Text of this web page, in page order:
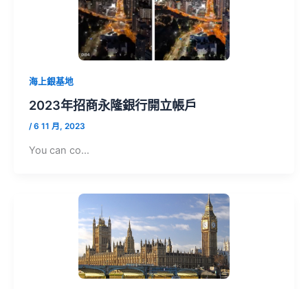
海上銀基地
2023年招商永隆銀行開立帳戶
/6 11 月, 2023
You can co…